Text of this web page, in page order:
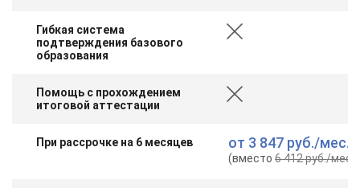
Гибкая система
подтверждения базового
образования
Помощь с прохождением
итоговой аттестации
При рассрочке на 6 месяцев от 3 847 руб./мес.
(вместо6 412 руб./мес.